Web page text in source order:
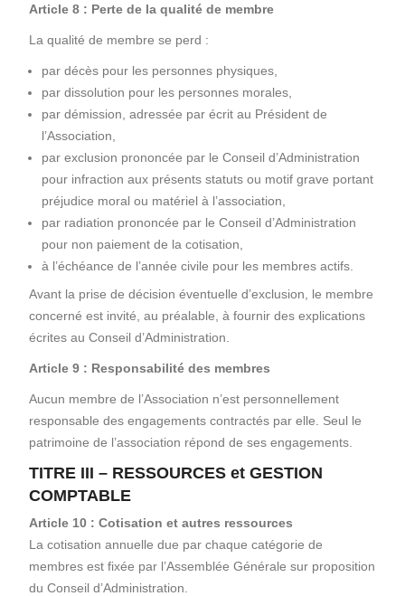
Article 8 : Perte de la qualité de membre
La qualité de membre se perd :
par décès pour les personnes physiques,
par dissolution pour les personnes morales,
par démission, adressée par écrit au Président de
l’Association,
par exclusion prononcée par le Conseil d’Administration
pour infraction aux présents statuts ou motif grave portant
préjudice moral ou matériel à l’association,
par radiation prononcée par le Conseil d’Administration
pour non paiement de la cotisation,
à l’échéance de l’année civile pour les membres actifs.
Avant la prise de décision éventuelle d’exclusion, le membre
concerné est invité, au préalable, à fournir des explications
écrites au Conseil d’Administration.
Article 9 : Responsabilité des membres
Aucun membre de l’Association n’est personnellement
responsable des engagements contractés par elle. Seul le
patrimoine de l’association répond de ses engagements.
TITRE III – RESSOURCES et GESTION
COMPTABLE
Article 10 : Cotisation et autres ressources
La cotisation annuelle due par chaque catégorie de
membres est fixée par l’Assemblée Générale sur proposition
du Conseil d’Administration.